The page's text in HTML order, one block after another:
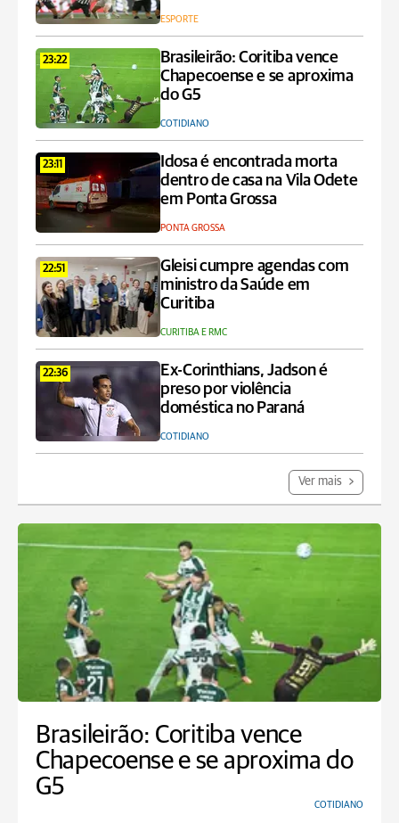
ESPORTE
23:22
Brasileirão: Coritiba vence
Chapecoense e se aproxima
do G5
COTIDIANO
23:11
Idosa é encontrada morta
dentro de casa na Vila Odete
em Ponta Grossa
PONTA GROSSA
22:51
Gleisi cumpre agendas com
ministro da Saúde em
Curitiba
CURITIBA E RMC
22:36
Ex-Corinthians, Jadson é
preso por violência
doméstica no Paraná
COTIDIANO
Ver mais
Brasileirão: Coritiba vence
Chapecoense e se aproxima do
G5
COTIDIANO